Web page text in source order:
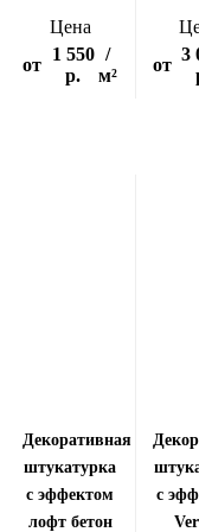
Цена
от
1 550
р.
/
м²
от
3
Декоративная
штукатурка
с эффектом
лофт бетон
с